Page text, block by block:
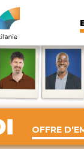
OFFRE